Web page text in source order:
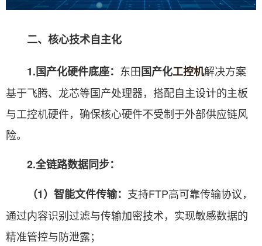
二、核心技术自主化
1.国产化硬件底座： 东田国产化工控机解决方案
基于飞腾、龙芯等国产处理器，搭配自主设计的主板
与工控机硬件，确保核心硬件不受制于外部供应链风
险。
2.全链路数据同步：
（1）智能文件传输： 支持FTP高可靠传输协议，
通过内容识别过滤与传输加密技术，实现敏感数据的
精准管控与防泄露；